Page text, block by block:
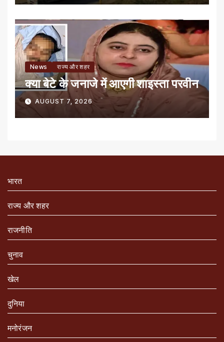
News राज्य और शहर
क्या बेटे के जनाजे में आएगी शाइस्ता परवीन
AUGUST 7, 2026
भारत
राज्य और शहर
राजनीति
चुनाव
खेल
दुनिया
मनोरंजन